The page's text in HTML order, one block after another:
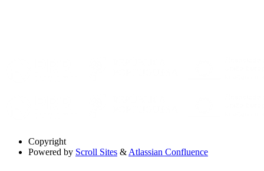
Copyright
Powered by Scroll Sites & Atlassian Confluence